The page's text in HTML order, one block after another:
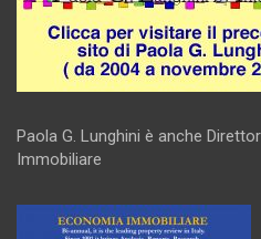
Paola G. Lunghini è anche
Immobiliare